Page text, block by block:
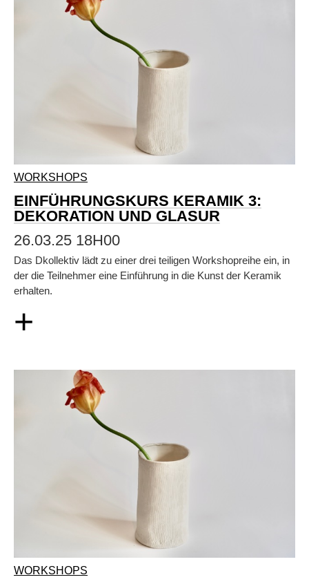
WORKSHOPS
EINFÜHRUNGSKURS KERAMIK 3:
DEKORATION UND GLASUR
26.03.25 18H00
Das Dkollektiv lädt zu einer drei teiligen Workshopreihe ein, in
der die Teilnehmer eine Einführung in die Kunst der Keramik
erhalten.
+
WORKSHOPS